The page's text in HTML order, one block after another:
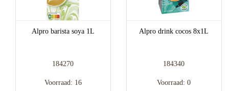
Alpro barista soya 1L
184270
Voorraad: 16
Alpro drink cocos 8x1L
184340
Voorraad: 0